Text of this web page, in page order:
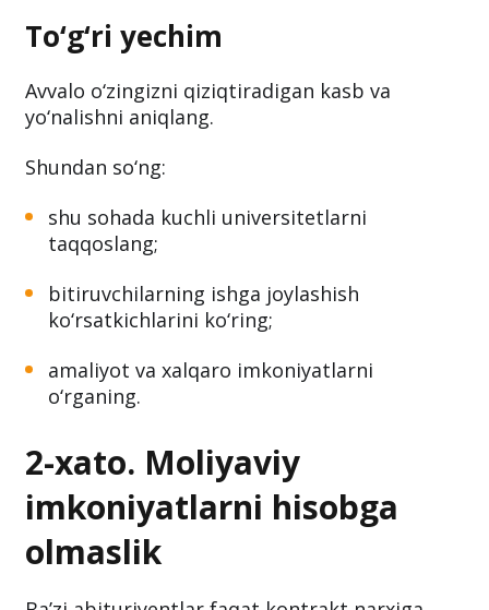
To‘g‘ri yechim
Avvalo o‘zingizni qiziqtiradigan kasb va
yo‘nalishni aniqlang.
Shundan so‘ng:
shu sohada kuchli universitetlarni
taqqoslang;
bitiruvchilarning ishga joylashish
ko‘rsatkichlarini ko‘ring;
amaliyot va xalqaro imkoniyatlarni
o‘rganing.
2-xato. Moliyaviy
imkoniyatlarni hisobga
olmaslik